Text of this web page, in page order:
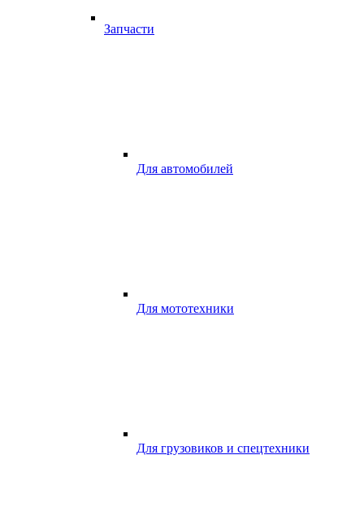
Запчасти
Для автомобилей
Для мототехники
Для грузовиков и спецтехники